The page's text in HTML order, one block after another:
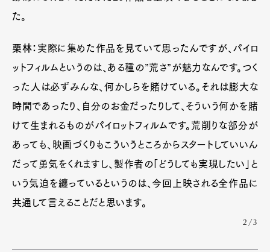
た。
栗林： 実際に集めた作品を見ていて思ったんですが、パイロ
ットフィルムというのは、ある種の”荒さ”が魅力なんです。つく
った人は必ずみんな、何かしらを賭けている。それは膨大な
時間であったり、自分のお金だったりして、そういう何かを賭
けて生まれるものがパイロットフィルムです。荒削りな部分が
あっても、映画づくりもこういうところからスタートしていいん
だって勇気をくれますし、製作者の「どうしても実現したい」と
いう気迫を纏っているというのは、今回上映される全作品に
共通して言えることだと思います。
2/3